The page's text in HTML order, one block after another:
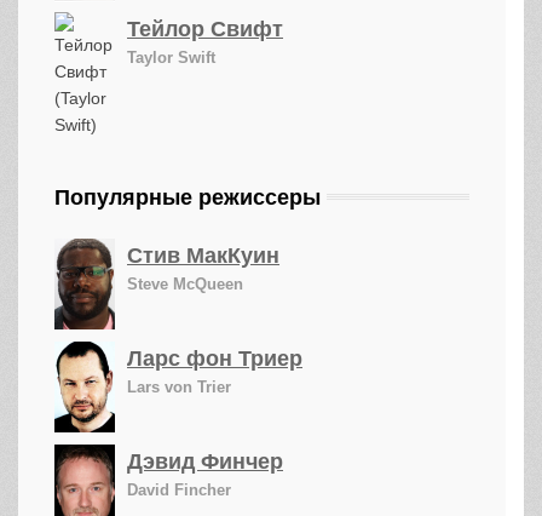
Тейлор Свифт
Taylor Swift
Популярные режиссеры
Стив МакКуин
Steve McQueen
Ларс фон Триер
Lars von Trier
Дэвид Финчер
David Fincher